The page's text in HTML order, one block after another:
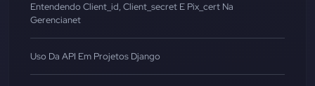
Entendendo Client_id, Client_secret E Pix_cert Na
Gerencianet
Uso Da API Em Projetos Django